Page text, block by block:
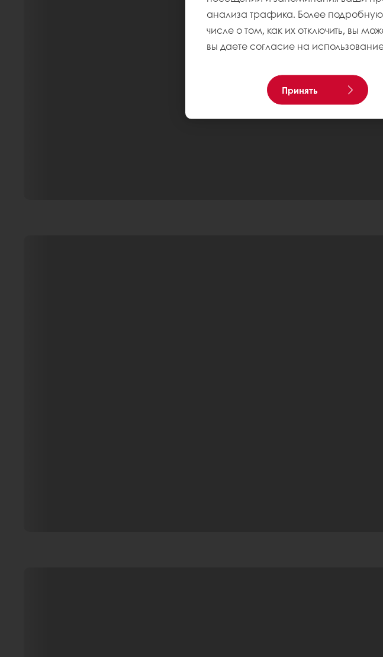
анализа трафика. Более
числе о том, как их отключить, вы
вы даете согласие на
Принять